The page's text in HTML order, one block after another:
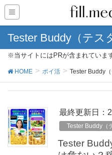
Tester Buddy（テス
※当サイトにはPRが含まれていま
HOME ポイ活 Tester Buddy（
最終更新日：
Tester Buddy（
Tester